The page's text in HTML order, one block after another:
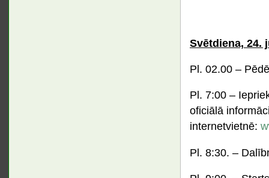
Svētdiena, 24.
Pl. 02.00 –
Pl. 7:00 –
oficiālā
internetvietnē:
Pl. 8:30. –